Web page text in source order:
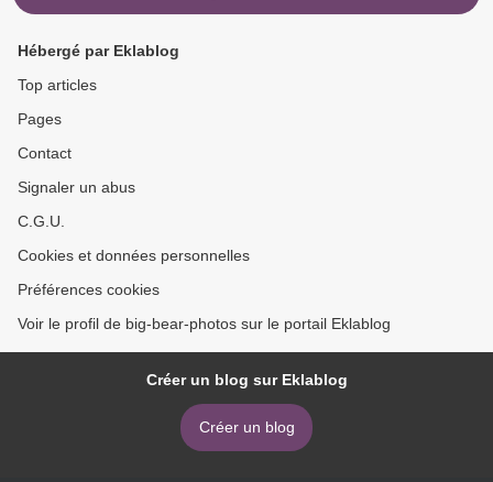
Hébergé par Eklablog
Top articles
Pages
Contact
Signaler un abus
C.G.U.
Cookies et données personnelles
Préférences cookies
Voir le profil de big-bear-photos sur le portail Eklablog
Créer un blog sur Eklablog
Créer un blog